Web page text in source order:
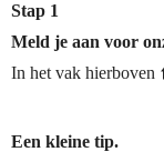
Stap 1
Meld je aan voor
In het vak hierboven
Een kleine tip.